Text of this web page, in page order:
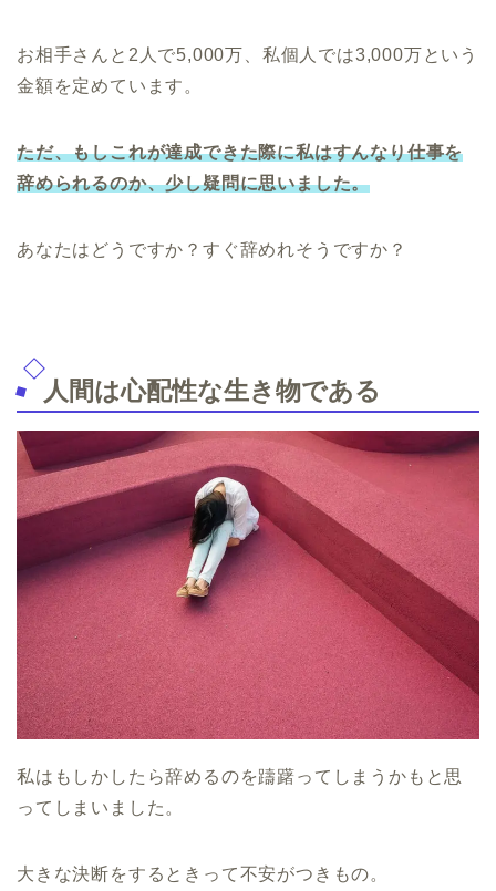
お相手さんと2人で5,000万、私個人では3,000万という
金額を定めています。
ただ、もしこれが達成できた際に私はすんなり仕事を
辞められるのか、少し疑問に思いました。
あなたはどうですか？すぐ辞めれそうですか？
人間は心配性な生き物である
私はもしかしたら辞めるのを躊躇ってしまうかもと思
ってしまいました。
大きな決断をするときって不安がつきもの。